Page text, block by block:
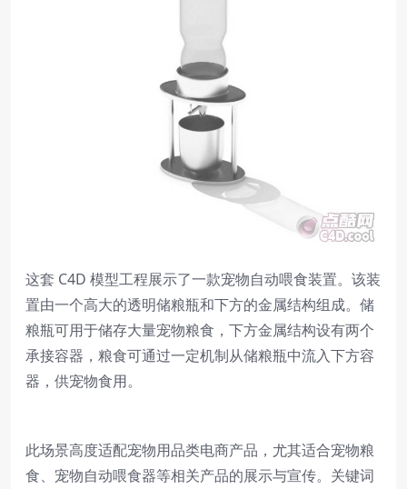
这套 C4D 模型工程展示了一款宠物自动喂食装置。该装
置由一个高大的透明储粮瓶和下方的金属结构组成。储
粮瓶可用于储存大量宠物粮食，下方金属结构设有两个
承接容器，粮食可通过一定机制从储粮瓶中流入下方容
器，供宠物食用。
此场景高度适配宠物用品类电商产品，尤其适合宠物粮
食、宠物自动喂食器等相关产品的展示与宣传。关键词